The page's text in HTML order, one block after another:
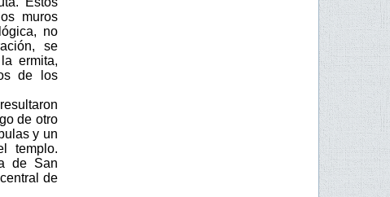
muros
no
se
ermita,
de los
de otro
y un
templo.
de San
de